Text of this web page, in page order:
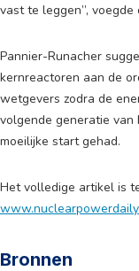
vast te leggen”,
Pannier-Runacher
kernreactoren aan de
wetgevers zodra de
volgende generatie van
moeilijke start gehad.
Het volledige artikel is
Bronnen